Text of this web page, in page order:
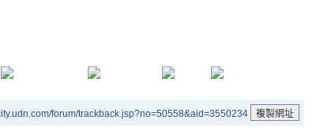
forum/trackback.jsp?no=50558&aid=3550234